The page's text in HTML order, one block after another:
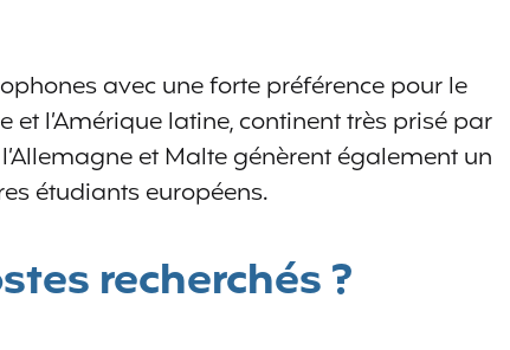
avec une forte préférence pour le
et l’Amérique latine, continent très prisé par
et Malte génèrent également un
étudiants européens.
recherchés ?